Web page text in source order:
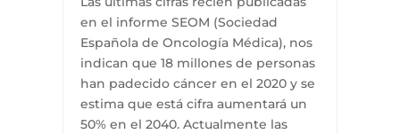
en el informe SEOM (Sociedad
Española de Oncología Médica), nos
indican que 18 millones de personas
han padecido cáncer en el 2020 y se
estima que está cifra aumentará un
50% en el 2040. Actualmente las